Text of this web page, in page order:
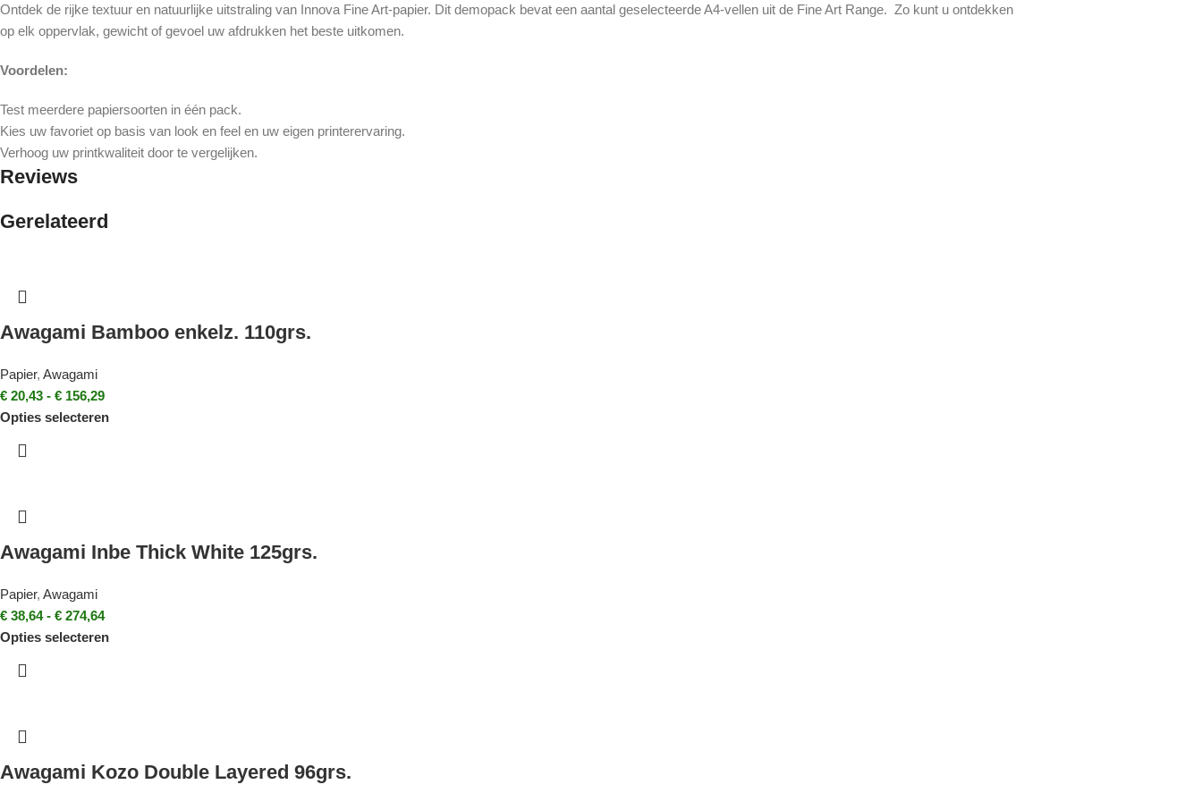
Ontdek de rijke textuur en natuurlijke uitstraling van Innova Fine Art-papier. Dit demopack bevat een aantal geselecteerde A4-vellen uit de Fine Art Range. Zo kunt u ontdekken
op elk oppervlak, gewicht of gevoel uw afdrukken het beste uitkomen.
Voordelen:
Test meerdere papiersoorten in één pack.
Kies uw favoriet op basis van look en feel en uw eigen printerervaring.
Verhoog uw printkwaliteit door te vergelijken.
Reviews
Gerelateerd
Awagami Bamboo enkelz. 110grs.
Papier, Awagami
€ 20,43 - € 156,29
Opties selecteren
Awagami Inbe Thick White 125grs.
Papier, Awagami
€ 38,64 - € 274,64
Opties selecteren
Awagami Kozo Double Layered 96grs.